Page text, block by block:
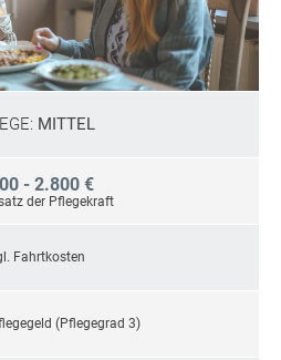
MITTEL
- 2.800 €
der Pflegekraft
Fahrtkosten
(Pflegegrad 3)